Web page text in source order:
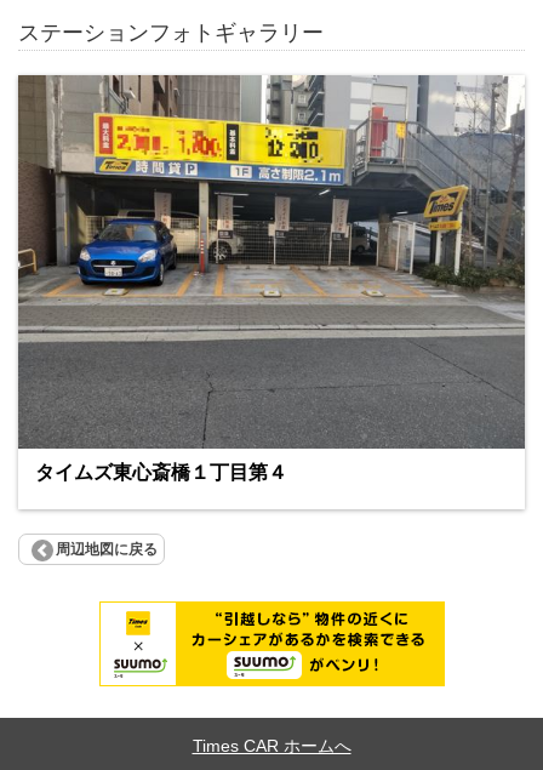
ステーションフォトギャラリー
タイムズ東心斎橋１丁目第４
周辺地図に戻る
Times CAR ホームへ